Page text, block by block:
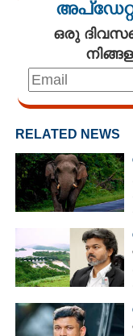
ഒരു
RELATED NEWS